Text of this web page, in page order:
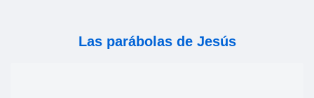
Las parábolas de Jesús